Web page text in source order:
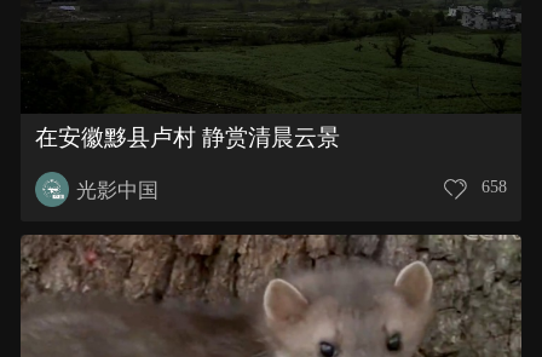
在安徽黟县卢村 静赏清晨云景
光影中国 658